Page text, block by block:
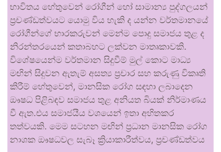
භාවිතය හේතුවෙන් රෝගීන් හෝ සාමාන්‍ය පුද්ගලයන්
ප්‍රචණ්ඩත්වයට යොමු විය හැකි ද යන්න වර්තමානයේ
රෝගීන්ගේ භාරකරුවන් මෙන්ම පොදු සමාජය තුළ ද
නිරන්තරයෙන් කතාබහට ලක්වන මාතෘකාවකි.
විශේෂයෙන්ම වර්තමාන සිදුවීම් මුල් කොට මාධ්‍ය
මඟින් සිදුවන ඇතැම් අසත්‍ය ප්‍රචාර සහ කරුණු විකෘති
කිරීම් හේතුවෙන්, මානසික රෝග සඳහා ලබාදෙන
ඖෂධ පිළිබඳව සමාජය තුළ අනියත බියක් නිර්මාණය
වී ඇත.එය සමාජයීය වශයෙන් ඉතා අහිතකර
තත්වයකි. මෙම සටහන මඟින් ප්‍රධාන මානසික රෝග
නාශක ඖෂධවල සැබෑ ක්‍රියාකාරීත්වය, ප්‍රචණ්ඩත්වය